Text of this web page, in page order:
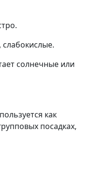
солнечные или
как
посадках,